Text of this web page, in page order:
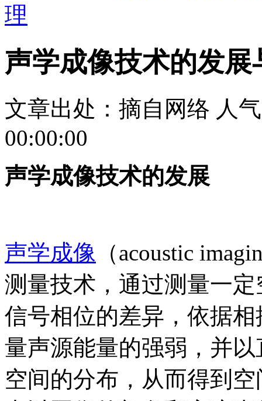
理
声学成像技术的发展
文章出处：摘自网络 人
00:00:00
声学成像技术的发展
声学成像 （acoustic
测量技术，通过测量一
信号相位的差异，依据
量声源能量的强弱，并
空间的分布，从而得到